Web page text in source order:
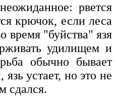
рвется
крючок, если леса
время "буйства" язя
удилищем и
обычно бывает
устает, но это не
сдался.